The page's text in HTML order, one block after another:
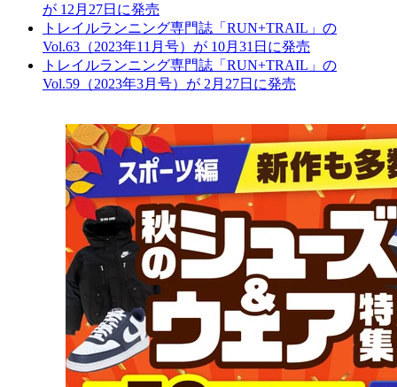
が 12月27日に発売
トレイルランニング専門誌「RUN+TRAIL」の
Vol.63（2023年11月号）が 10月31日に発売
トレイルランニング専門誌「RUN+TRAIL」の
Vol.59（2023年3月号）が 2月27日に発売